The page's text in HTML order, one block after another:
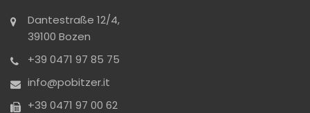
Dantestraße 12/4,
39100 Bozen
+39 0471 97 85 75
info@pobitzer.it
+39 0471 97 00 62